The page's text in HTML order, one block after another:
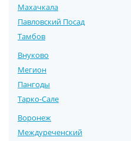
Махачкала
Павловский Посад
Тамбов
Внуково
Мегион
Пангоды
Тарко-Сале
Воронеж
Междуреченский